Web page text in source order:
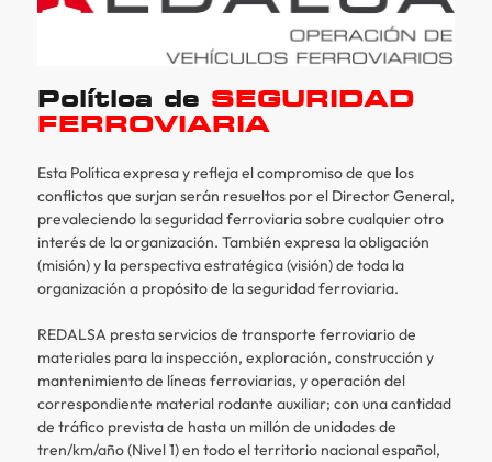
Política de SEGURIDAD
FERROVIARIA
Esta Política expresa y refleja el compromiso de que los
conflictos que surjan serán resueltos por el Director General,
prevaleciendo la seguridad ferroviaria sobre cualquier otro
interés de la organización. También expresa la obligación
(misión) y la perspectiva estratégica (visión) de toda la
organización a propósito de la seguridad ferroviaria.
REDALSA presta servicios de transporte ferroviario de
materiales para la inspección, exploración, construcción y
mantenimiento de líneas ferroviarias, y operación del
correspondiente material rodante auxiliar; con una cantidad
de tráfico prevista de hasta un millón de unidades de
tren/km/año (Nivel 1) en todo el territorio nacional español,